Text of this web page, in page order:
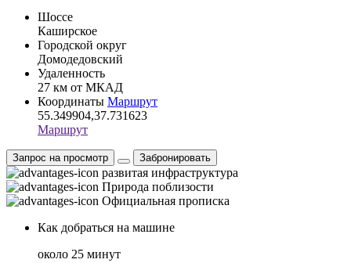
Шоссе
Каширское
Городской округ
Домодедовский
Удаленность
27 км от МКАД
Координаты Маршрут
55.349904,37.731623
Маршрут
Запрос на просмотр Забронировать
развитая инфраструктура
Природа поблизости
Официальная прописка
Как добраться на машине
около 25 минут